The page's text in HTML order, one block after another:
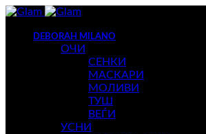
DEBORAH MILANO
ОЧИ
СЕНКИ
МАСКАРИ
МОЛИВИ
ТУШ
ВЕЃИ
УСНИ